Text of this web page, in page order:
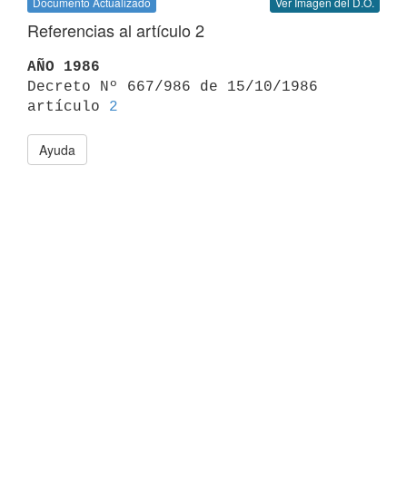
Referencias al artículo 2
AÑO 1986
Decreto Nº 667/986 de 15/10/1986
artículo 2
Ayuda